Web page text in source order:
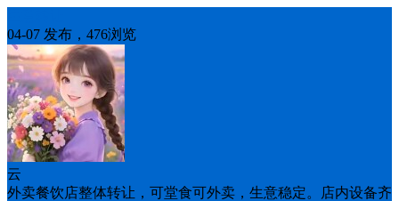
04-07 发布，476浏览
云
外卖餐饮店整体转让，可堂食可外卖，生意稳定。店内设备齐